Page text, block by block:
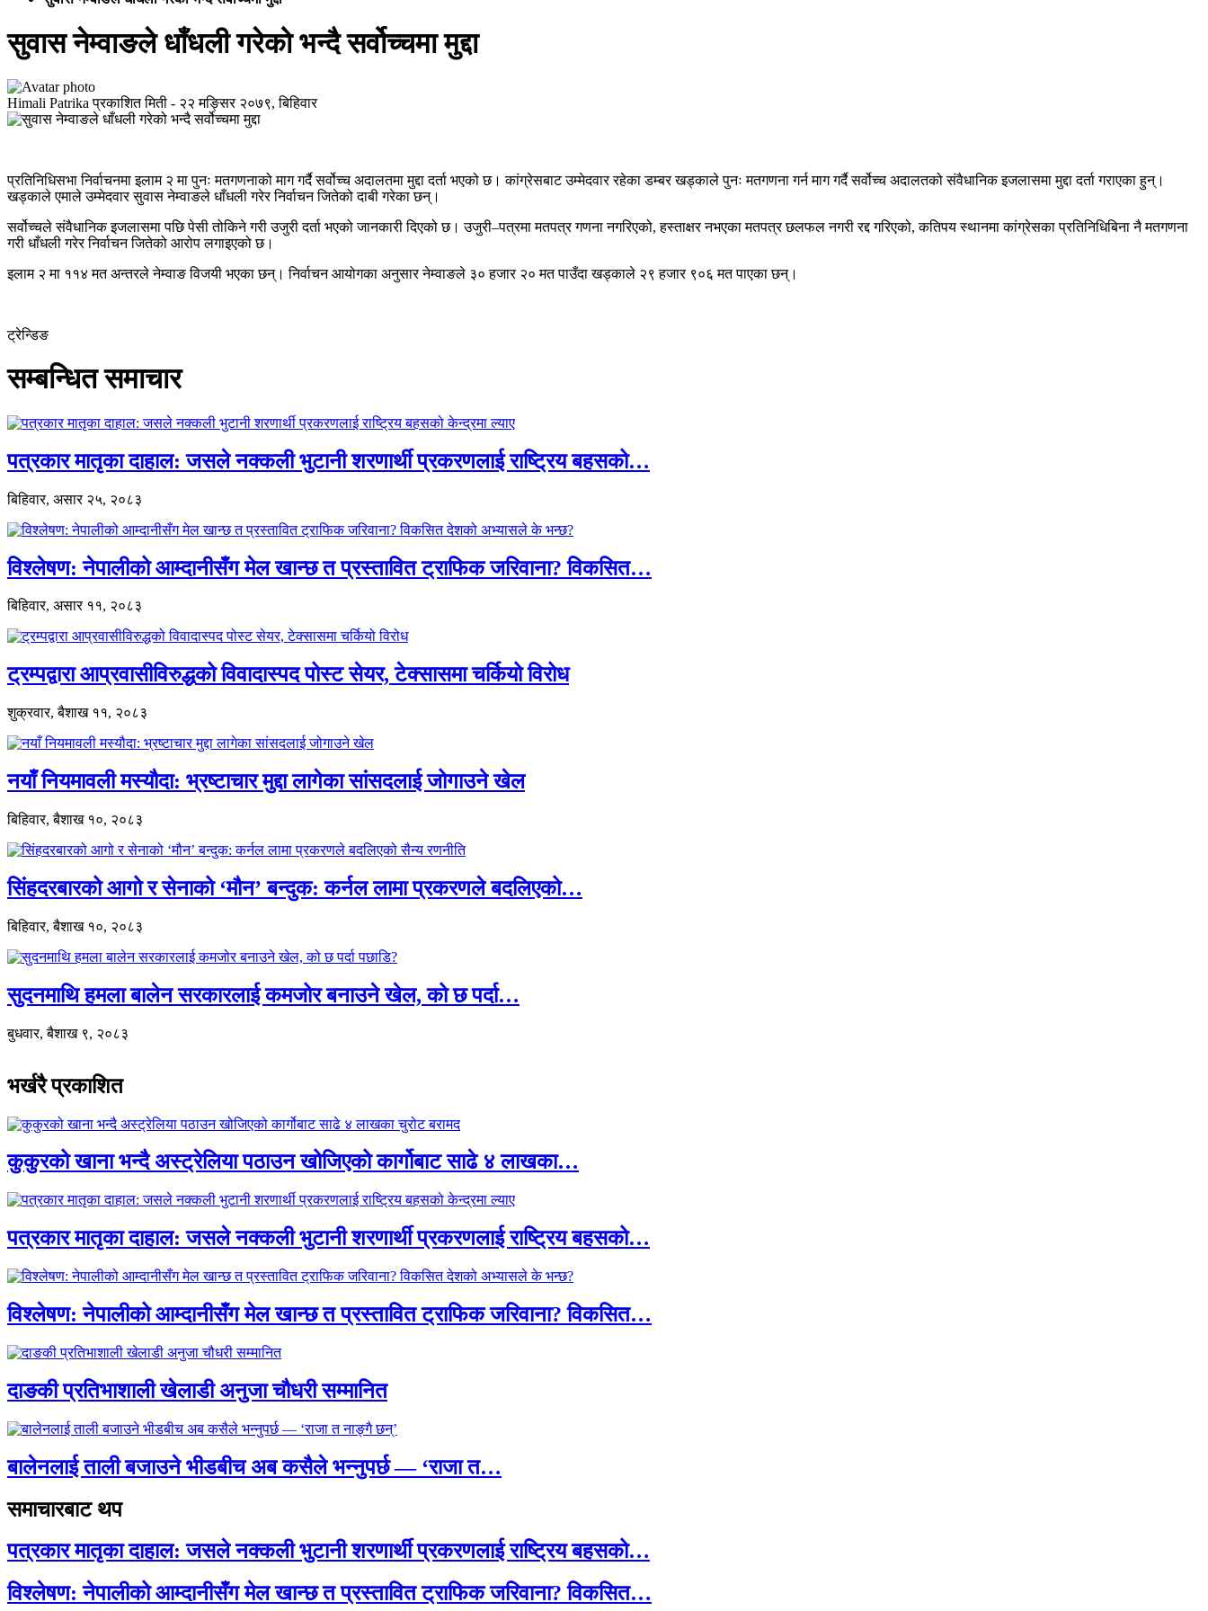
सुवास नेम्वाङले धाँधली गरेको भन्दै सर्वोच्चमा मुद्दा
Himali Patrika प्रकाशित मिती - २२ मङ्सिर २०७९, बिहिवार
प्रतिनिधिसभा निर्वाचनमा इलाम २ मा पुनः मतगणनाको माग गर्दै सर्वोच्च अदालतमा मुद्दा दर्ता भएको छ। कांग्रेसबाट उम्मेदवार रहेका डम्बर खड्काले पुनः मतगणना गर्न माग गर्दै सर्वोच्च अदालतको संवैधानिक इजलासमा मुद्दा दर्ता गराएका हुन्।
खड्काले एमाले उम्मेदवार सुवास नेम्वाङले धाँधली गरेर निर्वाचन जितेको दाबी गरेका छन्।
सर्वोच्चले संवैधानिक इजलासमा पछि पेसी तोकिने गरी उजुरी दर्ता भएको जानकारी दिएको छ। उजुरी–पत्रमा मतपत्र गणना नगरिएको, हस्ताक्षर नभएका मतपत्र छलफल नगरी रद्द गरिएको, कतिपय स्थानमा कांग्रेसका प्रतिनिधिबिना नै मतगणना
गरी धाँधली गरेर निर्वाचन जितेको आरोप लगाइएको छ।
इलाम २ मा ११४ मत अन्तरले नेम्वाङ विजयी भएका छन्। निर्वाचन आयोगका अनुसार नेम्वाङले ३० हजार २० मत पाउँदा खड्काले २९ हजार ९०६ मत पाएका छन्।
ट्रेन्डिङ
सम्बन्धित समाचार
पत्रकार मातृका दाहाल: जसले नक्कली भुटानी शरणार्थी प्रकरणलाई राष्ट्रिय बहसको…
बिहिवार, असार २५, २०८३
विश्लेषण: नेपालीको आम्दानीसँग मेल खान्छ त प्रस्तावित ट्राफिक जरिवाना? विकसित…
बिहिवार, असार ११, २०८३
ट्रम्पद्वारा आप्रवासीविरुद्धको विवादास्पद पोस्ट सेयर, टेक्सासमा चर्कियो विरोध
शुक्रवार, बैशाख ११, २०८३
नयाँ नियमावली मस्यौदा: भ्रष्टाचार मुद्दा लागेका सांसदलाई जोगाउने खेल
बिहिवार, बैशाख १०, २०८३
सिंहदरबारको आगो र सेनाको ‘मौन’ बन्दुक: कर्नल लामा प्रकरणले बदलिएको…
बिहिवार, बैशाख १०, २०८३
सुदनमाथि हमला बालेन सरकारलाई कमजोर बनाउने खेल, को छ पर्दा…
बुधवार, बैशाख ९, २०८३
भर्खरै प्रकाशित
कुकुरको खाना भन्दै अस्ट्रेलिया पठाउन खोजिएको कार्गोबाट साढे ४ लाखका…
पत्रकार मातृका दाहाल: जसले नक्कली भुटानी शरणार्थी प्रकरणलाई राष्ट्रिय बहसको…
विश्लेषण: नेपालीको आम्दानीसँग मेल खान्छ त प्रस्तावित ट्राफिक जरिवाना? विकसित…
दाङकी प्रतिभाशाली खेलाडी अनुजा चौधरी सम्मानित
बालेनलाई ताली बजाउने भीडबीच अब कसैले भन्नुपर्छ — ‘राजा त…
समाचारबाट थप
पत्रकार मातृका दाहाल: जसले नक्कली भुटानी शरणार्थी प्रकरणलाई राष्ट्रिय बहसको…
विश्लेषण: नेपालीको आम्दानीसँग मेल खान्छ त प्रस्तावित ट्राफिक जरिवाना? विकसित…